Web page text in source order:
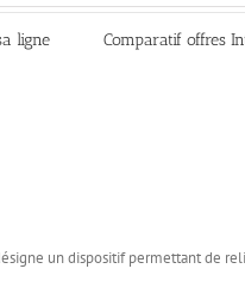
ligne Comparatif offres
un dispositif permettant de